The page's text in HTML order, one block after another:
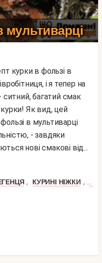
мультиварці
і я тепер на
ситний, багатий смак
курки! Як вид, цей
в мультиварці
- завдяки
нові смакові від...
, КУРИНІ НІЖКИ ,